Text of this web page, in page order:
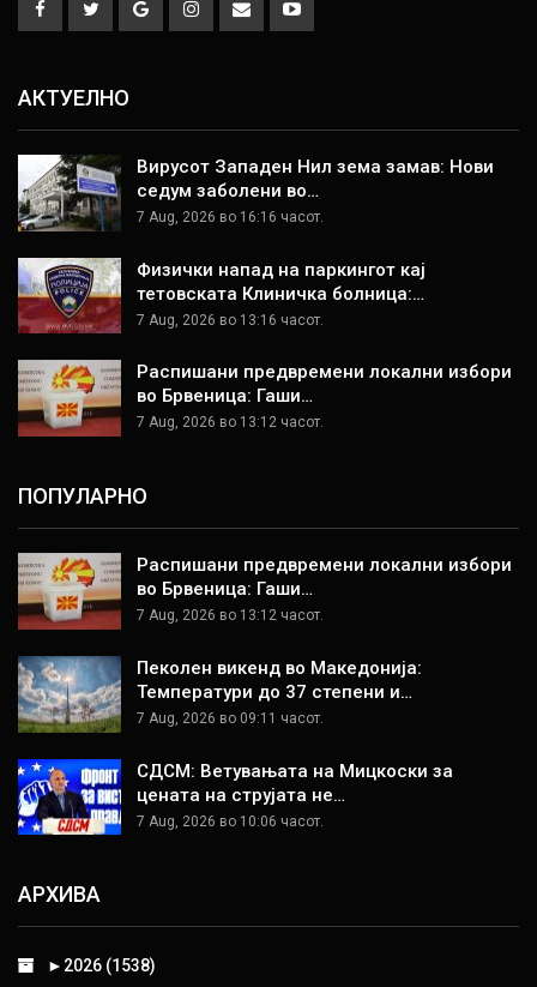
АКТУЕЛНО
Вирусот Западен Нил зема замав: Нови
седум заболени во…
7 Aug, 2026 во 16:16 часот.
Физички напад на паркингот кај
тетовската Клиничка болница:…
7 Aug, 2026 во 13:16 часот.
Распишани предвремени локални избори
во Брвеница: Гаши…
7 Aug, 2026 во 13:12 часот.
ПОПУЛАРНО
Распишани предвремени локални избори
во Брвеница: Гаши…
7 Aug, 2026 во 13:12 часот.
Пеколен викенд во Македонија:
Температури до 37 степени и…
7 Aug, 2026 во 09:11 часот.
СДСМ: Ветувањата на Мицкоски за
цената на струјата не…
7 Aug, 2026 во 10:06 часот.
АРХИВА
► 2026 (1538)